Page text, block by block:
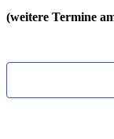
(weitere Termine